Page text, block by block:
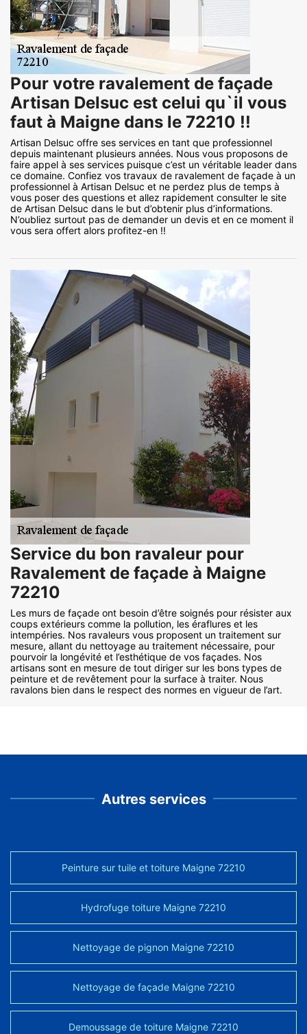
Pour votre ravalement de façade
Artisan Delsuc est celui qu`il vous
faut à Maigne dans le 72210 !!
Artisan Delsuc offre ses services en tant que professionnel
depuis maintenant plusieurs années. Nous vous proposons de
faire appel à ses services puisque c’est un véritable leader dans
ce domaine. Confiez vos travaux de ravalement de façade à un
professionnel à Artisan Delsuc et ne perdez plus de temps à
vous poser des questions et allez rapidement consulter le site
de Artisan Delsuc dans le but d’obtenir plus d’informations.
N’oubliez surtout pas de demander un devis et en ce moment il
vous sera offert alors profitez-en !!
Service du bon ravaleur pour
Ravalement de façade à Maigne
72210
Les murs de façade ont besoin d’être soignés pour résister aux
coups extérieurs comme la pollution, les éraflures et les
intempéries. Nos ravaleurs vous proposent un traitement sur
mesure, allant du nettoyage au traitement nécessaire, pour
pourvoir la longévité et l’esthétique de vos façades. Nos
artisans sont en mesure de tout diriger sur les bons types de
peinture et de revêtement pour la surface à traiter. Nous
ravalons bien dans le respect des normes en vigueur de l’art.
Autres services
Peinture sur tuile et toiture Maigne 72210
Hydrofuge toiture Maigne 72210
Nettoyage de pignon Maigne 72210
Nettoyage de façade Maigne 72210
Demoussage de toiture Maigne 72210